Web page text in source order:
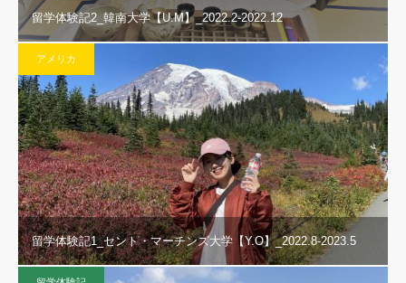
留学体験記2_韓南大学【U.M】_2022.2-2022.12
アメリカ
留学体験記1_セント・マーチンズ大学【Y.O】_2022.8-2023.5